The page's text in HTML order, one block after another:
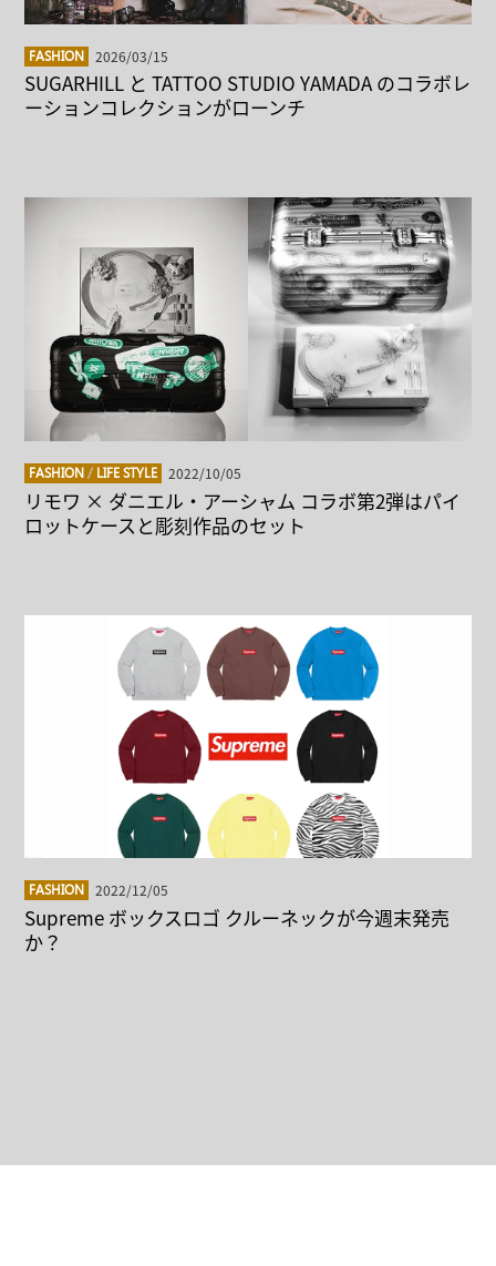
FASHION 2026/03/15
SUGARHILL と TATTOO STUDIO YAMADA のコラボレ
ーションコレクションがローンチ
FASHION / LIFE STYLE 2022/10/05
リモワ × ダニエル・アーシャム コラボ第2弾はパイ
ロットケースと彫刻作品のセット
FASHION 2022/12/05
Supreme ボックスロゴ クルーネックが今週末発売
か？